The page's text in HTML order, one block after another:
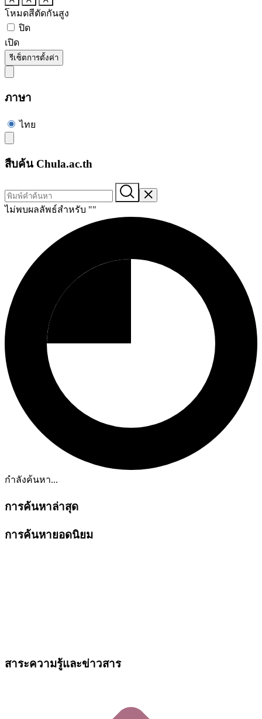
โหมดสีตัดกันสูง
ปิด
เปิด
รีเซ็ตการตั้งค่า
ภาษา
ไทย
สืบค้น Chula.ac.th
ไม่พบผลลัพธ์สำหรับ ""
กำลังค้นหา...
การค้นหาล่าสุด
การค้นหายอดนิยม
สาระความรู้และข่าวสาร